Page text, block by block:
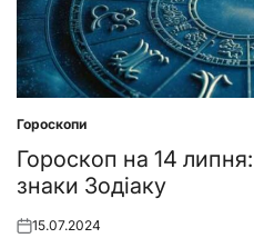
Posted
in
Гороскопи
Гороскоп на 14
знаки Зодіаку
Posted
15.07.2024